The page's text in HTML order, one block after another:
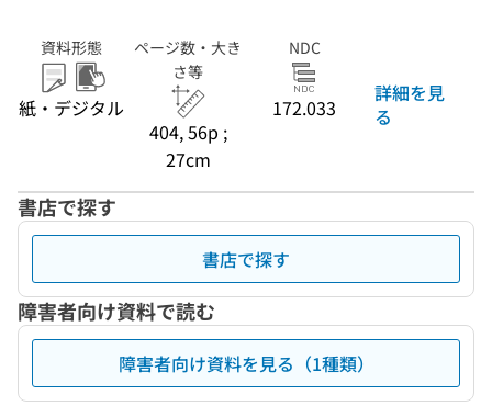
資料形態
紙・デジタル
ページ数・大き
さ等
404, 56p ;
27cm
NDC
172.033
詳細を見
る
書店で探す
書店で探す
障害者向け資料で読む
障害者向け資料を見る（1種類）